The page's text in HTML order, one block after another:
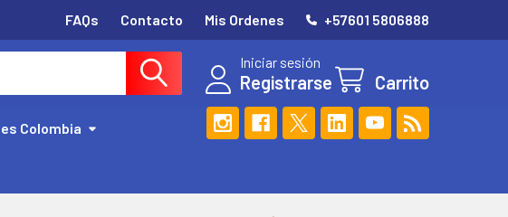
FAQs Contacto Mis Ordenes +57601 5806888
Iniciar sesión
Registrarse Carrito
Colombia